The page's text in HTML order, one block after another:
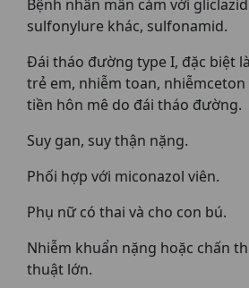
Bệnh nhân mẫn cảm với
sulfonylure khác, sulfonamid.
Đái tháo đường type I, đặc biệt
trẻ em, nhiễm toan,
tiền hôn mê do đái tháo đường.
Suy gan, suy thận nặng.
Phối hợp với miconazol viên.
Phụ nữ có thai và cho con bú.
Nhiễm khuẩn nặng hoặc chấn
thuật lớn.